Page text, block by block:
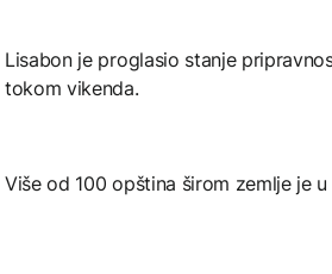
Lisabon je proglasio stanje
tokom vikenda.
Više od 100 opština širom zemlje je